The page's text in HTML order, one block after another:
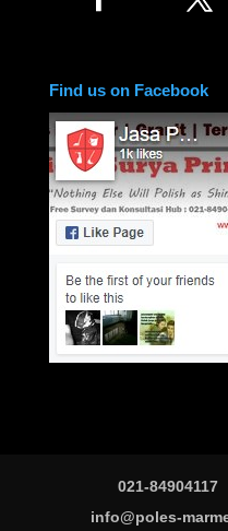
Find us on Facebook
021-84904117
info@poles-